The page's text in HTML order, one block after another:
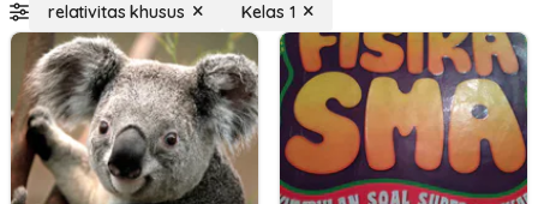
relativitas khusus Kelas 1